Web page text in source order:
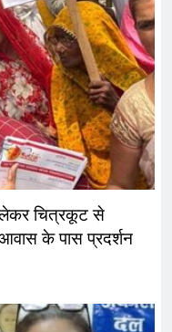
लेकर चित्रकूट से
के पास प्रदर्शन